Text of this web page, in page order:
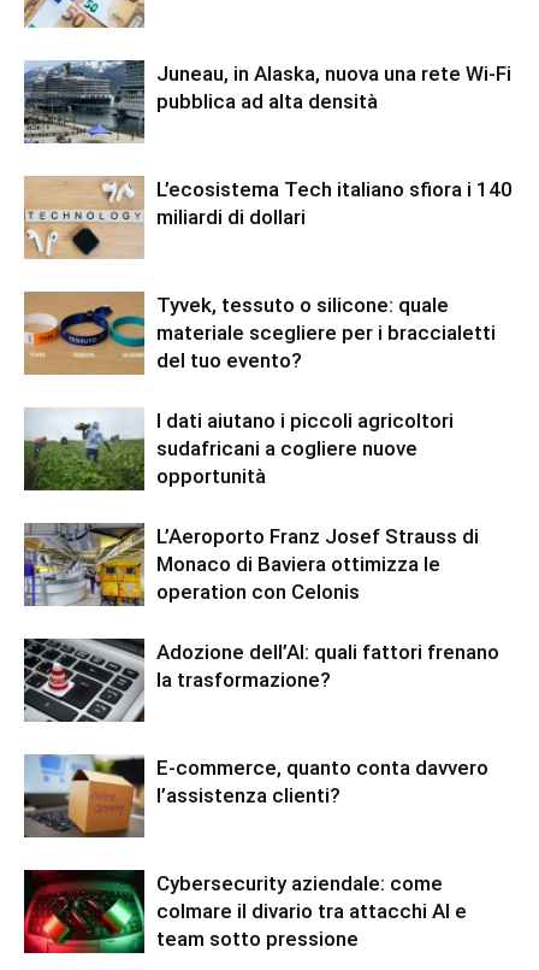
Juneau, in Alaska, nuova una rete Wi-Fi
pubblica ad alta densità
L’ecosistema Tech italiano sfiora i 140
miliardi di dollari
Tyvek, tessuto o silicone: quale
materiale scegliere per i braccialetti
del tuo evento?
I dati aiutano i piccoli agricoltori
sudafricani a cogliere nuove
opportunità
L’Aeroporto Franz Josef Strauss di
Monaco di Baviera ottimizza le
operation con Celonis
Adozione dell’AI: quali fattori frenano
la trasformazione?
E-commerce, quanto conta davvero
l’assistenza clienti?
Cybersecurity aziendale: come
colmare il divario tra attacchi AI e
team sotto pressione